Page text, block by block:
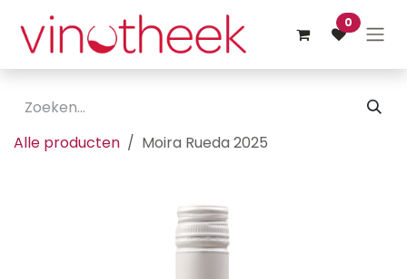
Overslaan naar inhoud
0
Alle producten Moira Rueda 2025